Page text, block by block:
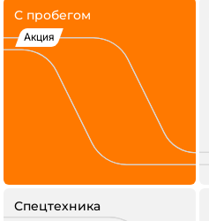
С пробегом
Акция
Спецтехника